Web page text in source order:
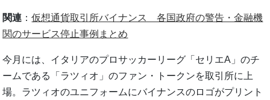
関連 ：仮想通貨取引所バイナンス 各国政府の警告・金融機
関のサービス停止事例まとめ
今月には、イタリアのプロサッカーリーグ「セリエA」のチ
ームである「ラツィオ」のファン・トークンを取引所に上
場。ラツィオのユニフォームにバイナンスのロゴがプリント